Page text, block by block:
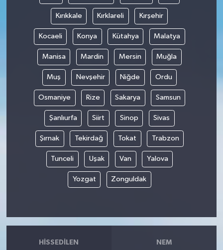
Kırıkkale Kırklareli Kırşehir
Kocaeli Konya Kütahya Malatya
Manisa Mardin Mersin Muğla
Muş Nevşehir Niğde Ordu
Osmaniye Rize Sakarya Samsun
Şanlıurfa Siirt Sinop Sivas
Şırnak Tekirdağ Tokat Trabzon
Tunceli Uşak Van Yalova
Yozgat Zonguldak
HISSEDILEN NEM